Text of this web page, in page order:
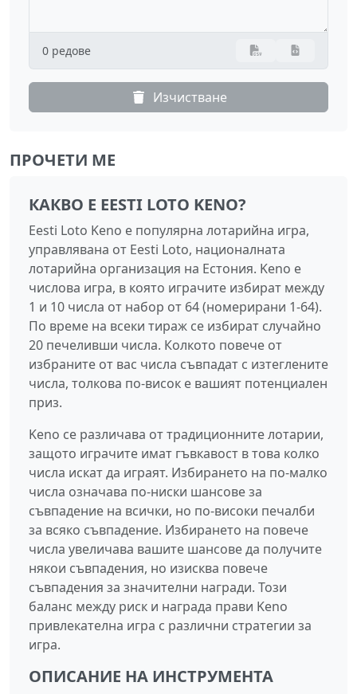
0 редове
Изчистване
ПРОЧЕТИ МЕ
КАКВО Е EESTI LOTO KENO?
Eesti Loto Keno е популярна лотарийна игра,
управлявана от Eesti Loto, националната
лотарийна организация на Естония. Keno е
числова игра, в която играчите избират между
1 и 10 числа от набор от 64 (номерирани 1-64).
По време на всеки тираж се избират случайно
20 печеливши числа. Колкото повече от
избраните от вас числа съвпадат с изтеглените
числа, толкова по-висок е вашият потенциален
приз.
Keno се различава от традиционните лотарии,
защото играчите имат гъвкавост в това колко
числа искат да играят. Избирането на по-малко
числа означава по-ниски шансове за
съвпадение на всички, но по-високи печалби
за всяко съвпадение. Избирането на повече
числа увеличава вашите шансове да получите
някои съвпадения, но изисква повече
съвпадения за значителни награди. Този
баланс между риск и награда прави Keno
привлекателна игра с различни стратегии за
игра.
ОПИСАНИЕ НА ИНСТРУМЕНТА